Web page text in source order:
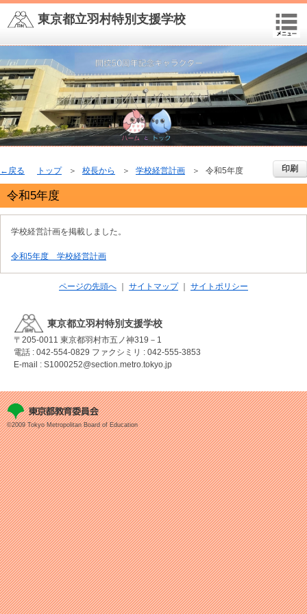
東京都立羽村特別支援学校
戻る トップ 校長から 学校経営計画 令和5年度 印刷
令和5年度
学校経営計画を掲載しました。
令和5年度 学校経営計画
ページの先頭へ サイトマップ サイトポリシー
東京都立羽村特別支援学校
〒205-0011 東京都羽村市五ノ神319－1
電話 : 042-554-0829 ファクシミリ : 042-555-3853
E-mail : S1000252@section.metro.tokyo.jp
©2009 Tokyo Metropolitan Board of Education